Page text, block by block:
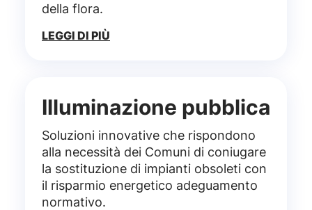
della flora.
LEGGI DI PIÙ
Illuminazione pubblica
Soluzioni innovative che rispondono
alla necessità dei Comuni di coniugare
la sostituzione di impianti obsoleti con
il risparmio energetico adeguamento
normativo.